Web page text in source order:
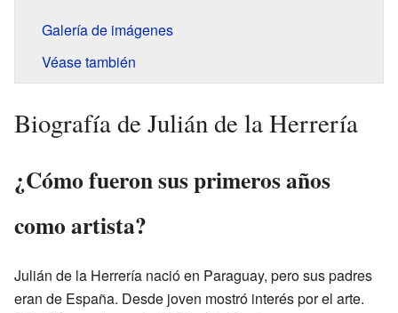
Galería de imágenes
Véase también
Biografía de Julián de la Herrería
¿Cómo fueron sus primeros años
como artista?
Julián de la Herrería nació en Paraguay, pero sus padres
eran de España. Desde joven mostró interés por el arte.